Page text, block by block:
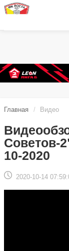
Главная Видео
Советов-
10-2020
2020-10-14